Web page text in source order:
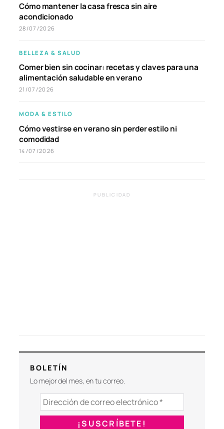
Cómo mantener la casa fresca sin aire
acondicionado
28/07/2026
BELLEZA & SALUD
Comer bien sin cocinar: recetas y claves para una
alimentación saludable en verano
21/07/2026
MODA & ESTILO
Cómo vestirse en verano sin perder estilo ni
comodidad
14/07/2026
PUBLICIDAD
BOLETÍN
Lo mejor del mes, en tu correo.